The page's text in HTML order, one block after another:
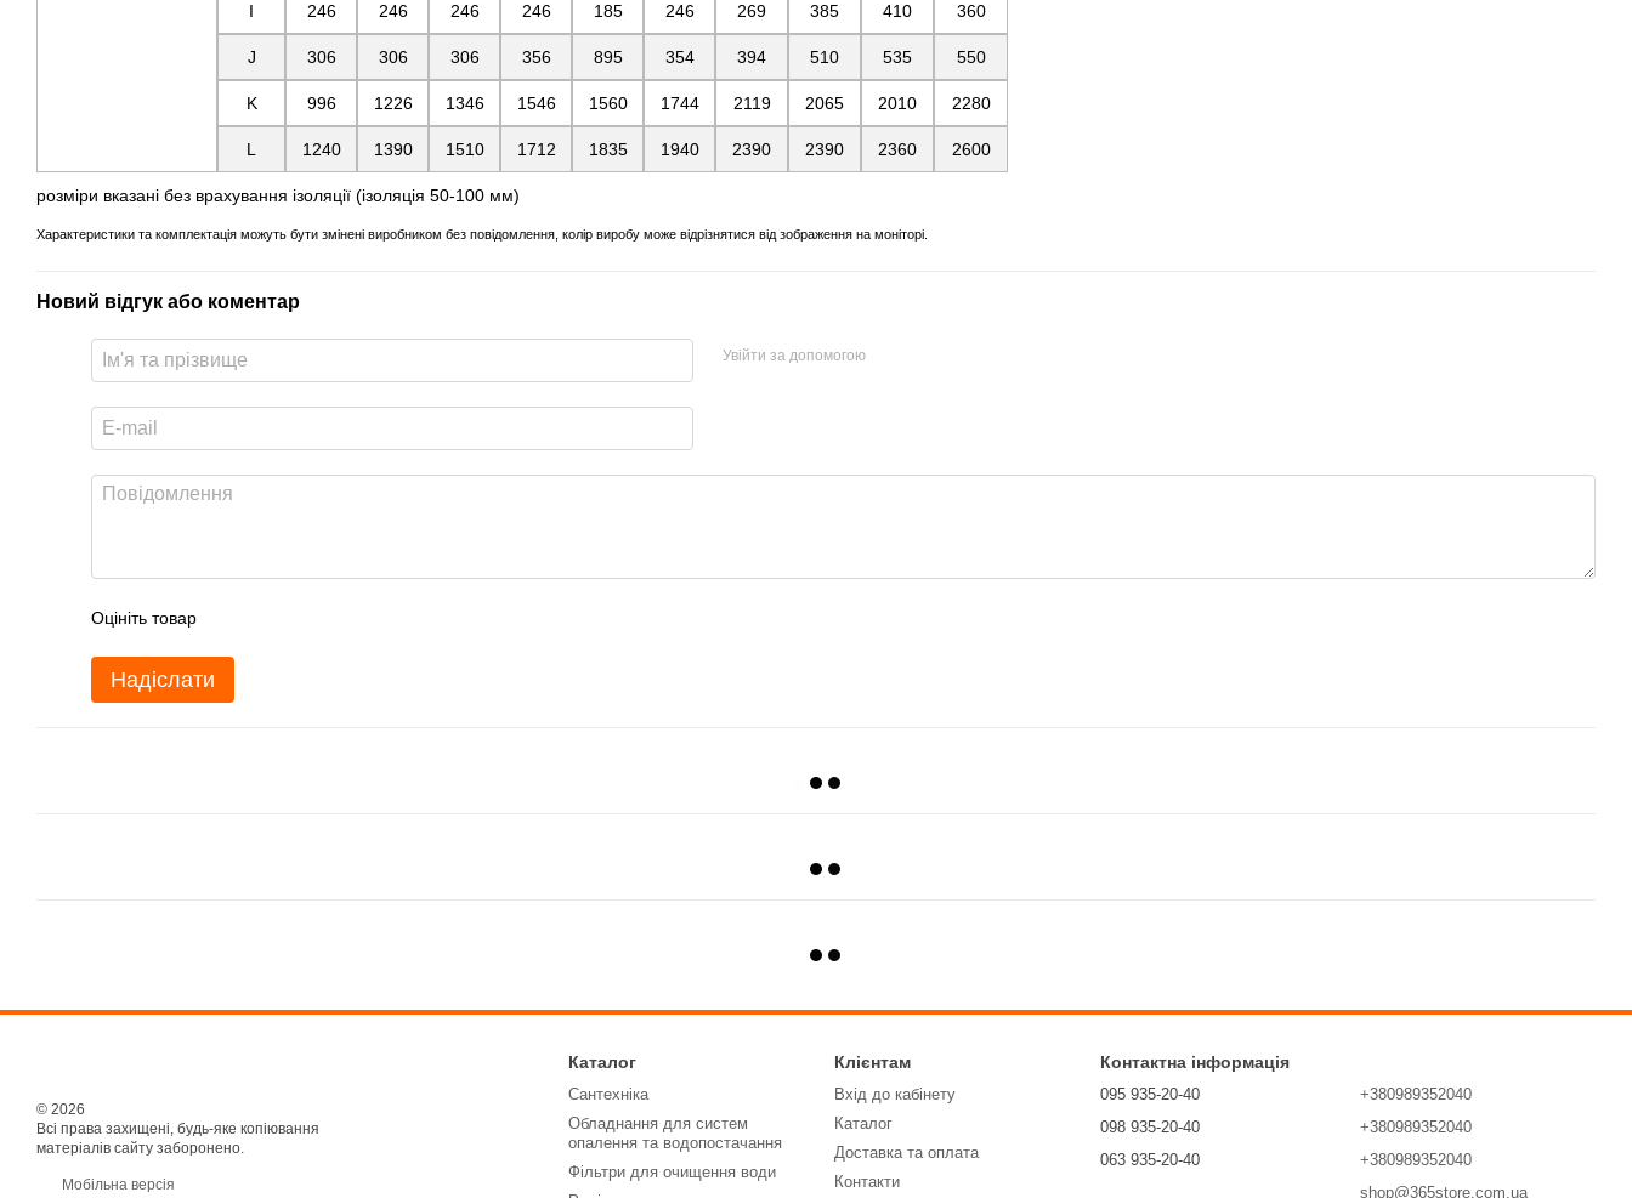
I 246 246 246 246 185 246 269 385 410 360
J 306 306 306 356 895 354 394 510 535 550
K 996 1226 1346 1546 1560 1744 2119 2065 2010 2280
L 1240 1390 1510 1712 1835 1940 2390 2390 2360 2600
розміри вказані без врахування ізоляції (ізоляція 50-100 мм)
Характеристики та комплектація можуть бути змінені виробником без повідомлення, колір виробу може відрізнятися від зображення на моніторі.
Новий відгук або коментар
Увійти за допомогою
Оцініть товар
Надіслати
© 2026
Всі права захищені, будь-яке копіювання
матеріалів сайту заборонено.
Мобільна версія
Каталог
Сантехніка
Обладнання для систем
опалення та водопостачання
Фільтри для очищення води
Клієнтам
Вхід до кабінету
Каталог
Доставка та оплата
Контакти
Контактна інформація
095 935-20-40
098 935-20-40
063 935-20-40
+380989352040
+380989352040
+380989352040
shop@365store.com.ua